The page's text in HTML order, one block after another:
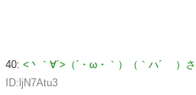
40: <丶｀∀´>（´・ω・｀）（｀ハ´ ）
ID:ljN7Atu3